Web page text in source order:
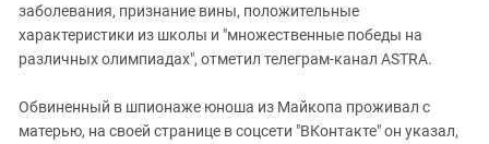
заболевания, признание вины, положительные
характеристики из школы и "множественные победы на
различных олимпиадах", отметил телеграм-канал ASTRA.
Обвиненный в шпионаже юноша из Майкопа проживал с
матерью, на своей странице в соцсети "ВКонтакте" он указал,